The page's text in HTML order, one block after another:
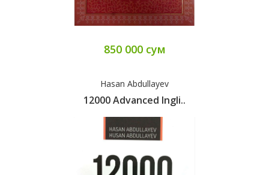
850 000 сум
Hasan Abdullayev
12000 Advanced Ingli..